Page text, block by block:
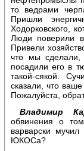
то ведрами
Пришли
Ходорковского,
Люди поверили
Привели
что мы сделали,
посадили его в
такой-сякой.
сказали, что
Пожалуйста,
Владимир
обвинения о
варварски
ЮКОСа?